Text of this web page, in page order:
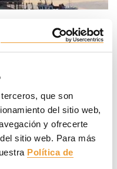
que son
del sitio web,
y ofrecerte
sitio web. Para más
Política de
tener un fácil acceso al
de forma rápida
entre todos los
para llevar a
ULMA teniendo en
variable en la sección